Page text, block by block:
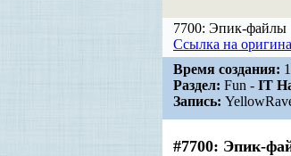
7700: Эпик-файлы
Ссылка на
Время создания:
Раздел: Fun - IT
Запись:
#7700: Эпик-